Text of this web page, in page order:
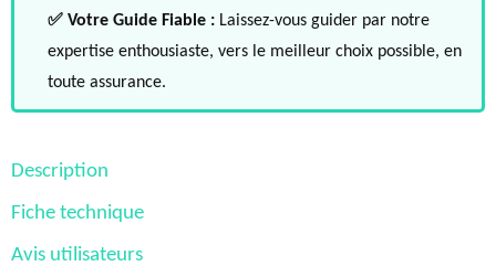
✅ Votre Guide Fiable : Laissez-vous guider par notre
expertise enthousiaste, vers le meilleur choix possible, en
toute assurance.
Description
Fiche technique
Avis utilisateurs